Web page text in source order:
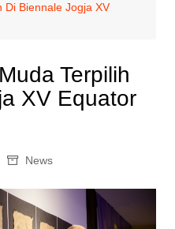
Di Biennale Jogja XV
Terpilih
XV Equator
News